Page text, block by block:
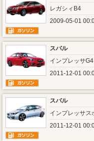
レガシィB4
2009-05-01
スバル
インプレッサG4
2011-12-01
スバル
インプレッサス
2011-12-01